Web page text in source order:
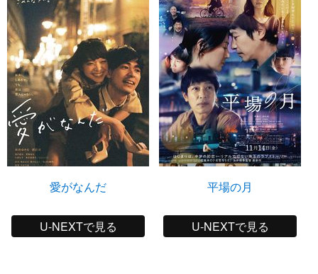
愛がなんだ
U-NEXTで見る
平場の月
U-NEXTで見る